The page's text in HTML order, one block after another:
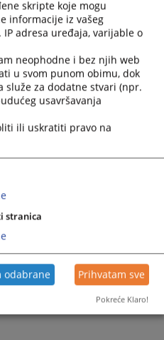
usluga za 2026/2027
skripte koje mogu
informacije iz vašeg
adresa uređaja, varijable o
neophodne i bez njih web
u svom punom obimu, dok
služe za dodatne stvari (npr.
usavršavanja
ili uskratiti pravo na
stranica
odabrane Prihvatam sve
Pokreće Klaro!